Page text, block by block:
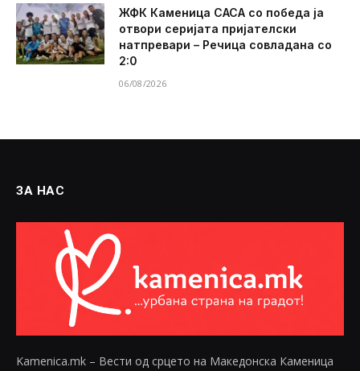
ЖФК Каменица САСА со победа ја
отвори серијата пријателски
натпревари – Речица совладана со
2:0
06/08/2026
ЗА НАС
Kamenica.mk – Вести од срцето на Македонска Каменица